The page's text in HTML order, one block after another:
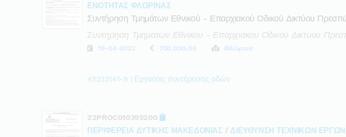
ΕΝΟΤΗΤΑΣ ΦΛΩΡΙΝΑΣ
Συντήρηση Τμημάτων Εθνικού - Επαρχιακού Οδικού Δικτύου
Συντηρηση Τμηματων Εθνικου - Επαρχιακου Οδικου Δικτυου
19-04-2022 700.000,00 Φλώρινα
45233141-9 | Εργασίες συντήρησης οδών
22PROC010395200
ΠΕΡΙΦΕΡΕΙΑ ΔΥΤΙΚΗΣ ΜΑΚΕΔΟΝΙΑΣ / ΔΙΕΥΘΥΝΣΗ ΤΕΧΝΙΚΩΝ